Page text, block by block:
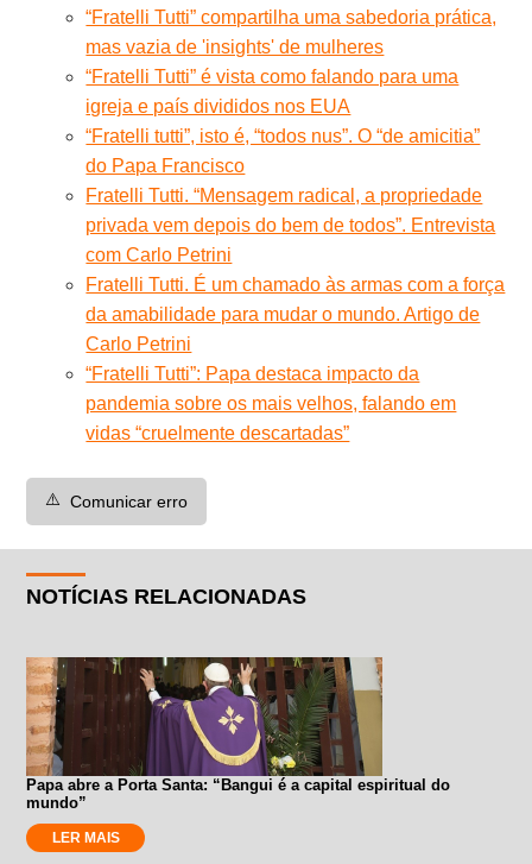
“Fratelli Tutti” compartilha uma sabedoria prática,
mas vazia de 'insights' de mulheres
“Fratelli Tutti” é vista como falando para uma
igreja e país divididos nos EUA
“Fratelli tutti”, isto é, “todos nus”. O “de amicitia”
do Papa Francisco
Fratelli Tutti. “Mensagem radical, a propriedade
privada vem depois do bem de todos”. Entrevista
com Carlo Petrini
Fratelli Tutti. É um chamado às armas com a força
da amabilidade para mudar o mundo. Artigo de
Carlo Petrini
“Fratelli Tutti”: Papa destaca impacto da
pandemia sobre os mais velhos, falando em
vidas “cruelmente descartadas”
⚠️ Comunicar erro
NOTÍCIAS RELACIONADAS
Papa abre a Porta Santa: “Bangui é a capital espiritual do
mundo”
LER MAIS